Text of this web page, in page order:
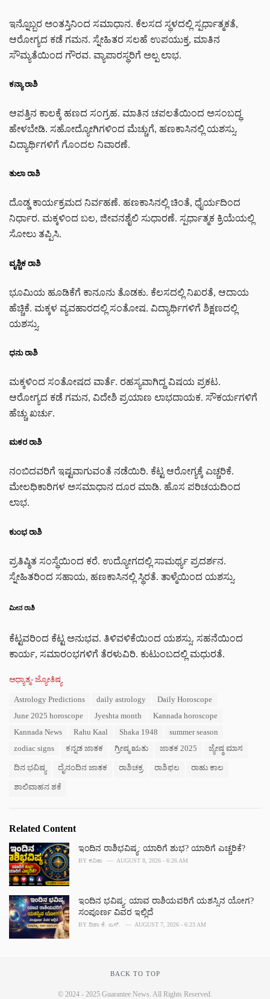
ಇನ್ನೊಬ್ಬರ ಅಂತಸ್ತಿನಿಂದ ಸಮಾಧಾನ. ಕೆಲಸದ ಸ್ಥಳದಲ್ಲಿ ಸ್ಪರ್ಧಾತ್ಮಕತೆ,
ಆರೋಗ್ಯದ ಕಡೆ ಗಮನ. ಸ್ನೇಹಿತರ ಸಲಹೆ ಉಪಯುಕ್ತ, ಮಾತಿನ
ಸೌಮ್ಯತೆಯಿಂದ ಗೌರವ. ವ್ಯಾಪಾರಸ್ಥರಿಗೆ ಅಲ್ಪ ಲಾಭ.
ಕನ್ಯಾ ರಾಶಿ
ಆಪತ್ತಿನ ಕಾಲಕ್ಕೆ ಹಣದ ಸಂಗ್ರಹ. ಮಾತಿನ ಚಪಲತೆಯಿಂದ ಅಸಂಬದ್ಧ
ಹೇಳಬೇಡಿ. ಸಹೋದ್ಯೋಗಿಗಳಿಂದ ಮೆಚ್ಚುಗೆ, ಹಣಕಾಸಿನಲ್ಲಿ ಯಶಸ್ಸು.
ವಿದ್ಯಾರ್ಥಿಗಳಿಗೆ ಗೊಂದಲ ನಿವಾರಣೆ.
ತುಲಾ ರಾಶಿ
ದೊಡ್ಡ ಕಾರ್ಯಕ್ರಮದ ನಿರ್ವಹಣೆ. ಹಣಕಾಸಿನಲ್ಲಿ ಚಿಂತೆ, ಧೈರ್ಯದಿಂದ
ನಿರ್ಧಾರ. ಮಕ್ಕಳಿಂದ ಬಲ, ಜೀವನಶೈಲಿ ಸುಧಾರಣೆ. ಸ್ಪರ್ಧಾತ್ಮಕ ಕ್ರಿಯೆಯಲ್ಲಿ
ಸೋಲು ತಪ್ಪಿಸಿ.
ವೃಶ್ಚಿಕ ರಾಶಿ
ಭೂಮಿಯ ಹೂಡಿಕೆಗೆ ಕಾನೂನು ತೊಡಕು. ಕೆಲಸದಲ್ಲಿ ನಿಖರತೆ, ಆದಾಯ
ಹೆಚ್ಚಿಕೆ. ಮಕ್ಕಳ ವ್ಯವಹಾರದಲ್ಲಿ ಸಂತೋಷ. ವಿದ್ಯಾರ್ಥಿಗಳಿಗೆ ಶಿಕ್ಷಣದಲ್ಲಿ
ಯಶಸ್ಸು.
ಧನು ರಾಶಿ
ಮಕ್ಕಳಿಂದ ಸಂತೋಷದ ವಾರ್ತೆ. ರಹಸ್ಯವಾಗಿದ್ದ ವಿಷಯ ಪ್ರಕಟ.
ಆರೋಗ್ಯದ ಕಡೆ ಗಮನ, ವಿದೇಶಿ ಪ್ರಯಾಣ ಲಾಭದಾಯಕ. ಸೌಕರ್ಯಗಳಿಗೆ
ಹೆಚ್ಚು ಖರ್ಚು.
ಮಕರ ರಾಶಿ
ನಂಬಿದವರಿಗೆ ಇಷ್ಟವಾಗುವಂತೆ ನಡೆಯಿರಿ. ಕೆಟ್ಟ ಆರೋಗ್ಯಕ್ಕೆ ಎಚ್ಚರಿಕೆ.
ಮೇಲಧಿಕಾರಿಗಳ ಅಸಮಾಧಾನ ದೂರ ಮಾಡಿ. ಹೊಸ ಪರಿಚಯದಿಂದ
ಲಾಭ.
ಕುಂಭ ರಾಶಿ
ಪ್ರತಿಷ್ಠಿತ ಸಂಸ್ಥೆಯಿಂದ ಕರೆ. ಉದ್ಯೋಗದಲ್ಲಿ ಸಾಮರ್ಥ್ಯ ಪ್ರದರ್ಶನ.
ಸ್ನೇಹಿತರಿಂದ ಸಹಾಯ, ಹಣಕಾಸಿನಲ್ಲಿ ಸ್ಥಿರತೆ. ತಾಳ್ಮೆಯಿಂದ ಯಶಸ್ಸು.
ಮೀನ ರಾಶಿ
ಕೆಟ್ಟವರಿಂದ ಕೆಟ್ಟ ಅನುಭವ. ತಿಳಿವಳಿಕೆಯಿಂದ ಯಶಸ್ಸು. ಸಹನೆಯಿಂದ
ಕಾರ್ಯ, ಸಮಾರಂಭಗಳಿಗೆ ತೆರಳುವಿರಿ. ಕುಟುಂಬದಲ್ಲಿ ಮಧುರತೆ.
C
ಆಧ್ಯಾತ್ಮ- ಜ್ಯೋತಿಷ್ಯ
Astrology Predictions daily astrology
Daily Horoscope
June 2025 horoscope
Jyeshta month
Kannada horoscope
Kannada News
Rahu Kaal Shaka 1948
summer season
zodiac signs
ಕನ್ನಡ ಜಾತಕ ಗ್ರೀಷ್ಮ ಋತು ಜಾತಕ 2025 ಜ್ಯೇಷ್ಠ ಮಾಸ
ದಿನ ಭವಿಷ್ಯ ದೈನಂದಿನ ಜಾತಕ ರಾಶಿಚಕ್ರ ರಾಶಿಫಲ ರಾಹು ಕಾಲ
ಶಾಲಿವಾಹನ ಶಕೆ
Related Content
ಇಂದಿನ ರಾಶಿಭವಿಷ್ಯ: ಯಾರಿಗೆ ಶುಭ? ಯಾರಿಗೆ ಎಚ್ಚರಿಕೆ?
BY ಕವಿತಾ AUGUST 8, 2026 - 6:26 AM
ಇಂದಿನ ಭವಿಷ್ಯ: ಯಾವ ರಾಶಿಯವರಿಗೆ ಯಶಸ್ಸಿನ ಯೋಗ?
ಸಂಪೂರ್ಣ ವಿವರ ಇಲ್ಲಿದೆ
BY ದಿಶಾ ಕೆ. ಎಸ್. AUGUST 7, 2026 - 6:23 AM
BACK TO TOP
© 2024 - 2025 Guarantee News. All Rights Reserved.